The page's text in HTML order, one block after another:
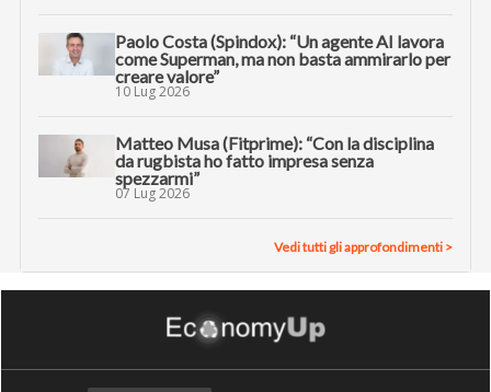
Paolo Costa (Spindox): “Un agente AI lavora
come Superman, ma non basta ammirarlo per
creare valore”
10 Lug 2026
Matteo Musa (Fitprime): “Con la disciplina
da rugbista ho fatto impresa senza
spezzarmi”
07 Lug 2026
Vedi tutti gli approfondimenti >